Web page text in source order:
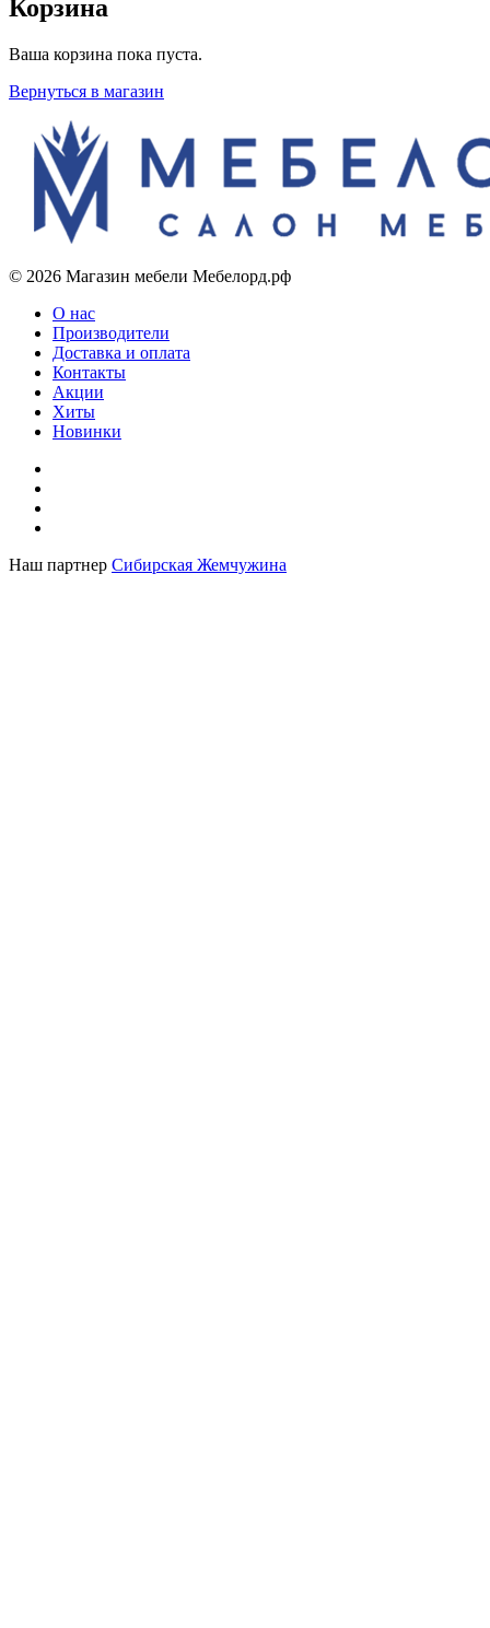
Корзина
Ваша корзина пока пуста.
Вернуться в магазин
© 2026 Магазин мебели Мебелорд.рф
О нас
Производители
Доставка и оплата
Контакты
Акции
Хиты
Новинки
Наш партнер Сибирская Жемчужина